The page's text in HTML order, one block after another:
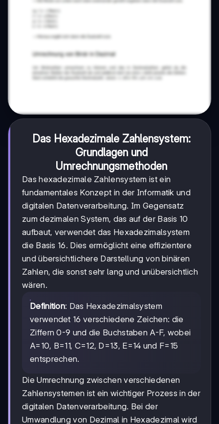
Das Hexadezimale Zahlensystem:
Grundlagen und
Umrechnungsmethoden
Das hexadezimale Zahlensystem ist ein
fundamentales Konzept in der Informatik und
digitalen Datenverarbeitung. Im Gegensatz
zum dezimalen System, das auf der Basis 10
aufbaut, verwendet das Hexadezimalsystem
die Basis 16. Dies ermöglicht eine effizientere
und übersichtlichere Darstellung von binären
Zahlen, die sonst sehr lang und unübersichtlich
wären.
Definition: Das Hexadezimalsystem
verwendet 16 verschiedene Zeichen: die
Ziffern 0-9 und die Buchstaben A-F, wobei
A=10, B=11, C=12, D=13, E=14 und F=15
entsprechen.
Die Umrechnung zwischen verschiedenen
Zahlensystemen ist ein wichtiger Prozess in der
digitalen Datenverarbeitung. Bei der
Umwandlung von Dezimal in Hexadezimal wird